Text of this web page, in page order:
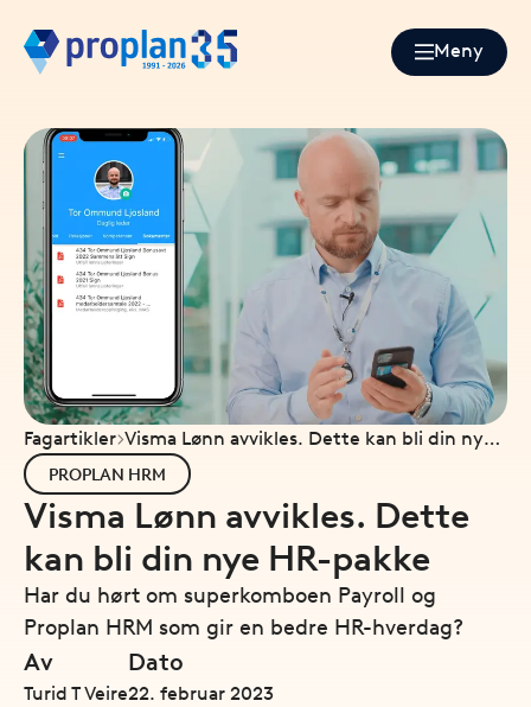
Meny
Fagartikler Visma Lønn avvikles. Dette kan bli din nye
HR-pakke
PROPLAN HRM
Visma Lønn avvikles. Dette
kan bli din nye HR-pakke
Har du hørt om superkomboen Payroll og
Proplan HRM som gir en bedre HR-hverdag?
Av
Turid T Veire
Dato
22. februar 2023